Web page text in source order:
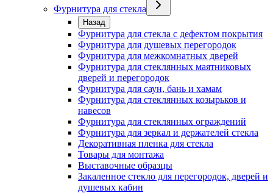
Фурнитура для стекла
Назад
Фурнитура для стекла с дефектом покрытия
Фурнитура для душевых перегородок
Фурнитура для межкомнатных дверей
Фурнитура для стеклянных маятниковых
дверей и перегородок
Фурнитура для саун, бань и хамам
Фурнитура для стеклянных козырьков и
навесов
Фурнитура для стеклянных ограждений
Фурнитура для зеркал и держателей стекла
Декоративная пленка для стекла
Товары для монтажа
Выставочные образцы
Закаленное стекло для перегородок, дверей и
душевых кабин